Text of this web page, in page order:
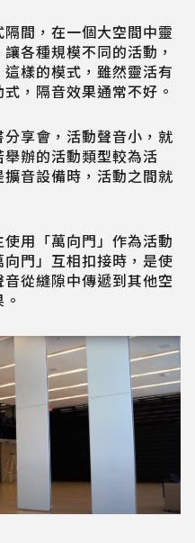
間，在一個大空間中靈
各種規模不同的活動，
樣的模式，雖然靈活有
，隔音效果通常不好。
享會，活動聲音小，就
辦的活動類型較為活
音設備時，活動之間就
用「萬向門」作為活動
門」互相扣接時，是使
從縫隙中傳遞到其他空